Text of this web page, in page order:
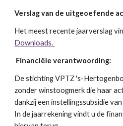
Verslag van de uitgeoefende
Het meest recente jaarverslag
Downloads.
Financiële verantwoording:
De stichting VPTZ 's-
zonder winstoogmerk die haar
dankzij een instellingssubsidie
In de jaarrekening vindt u de